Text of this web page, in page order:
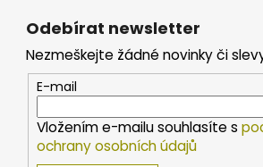
Odebírat newsletter
Nezmeškejte žádné novinky či
E-mail
Vložením e-mailu souhlasíte s
ochrany osobních údajů